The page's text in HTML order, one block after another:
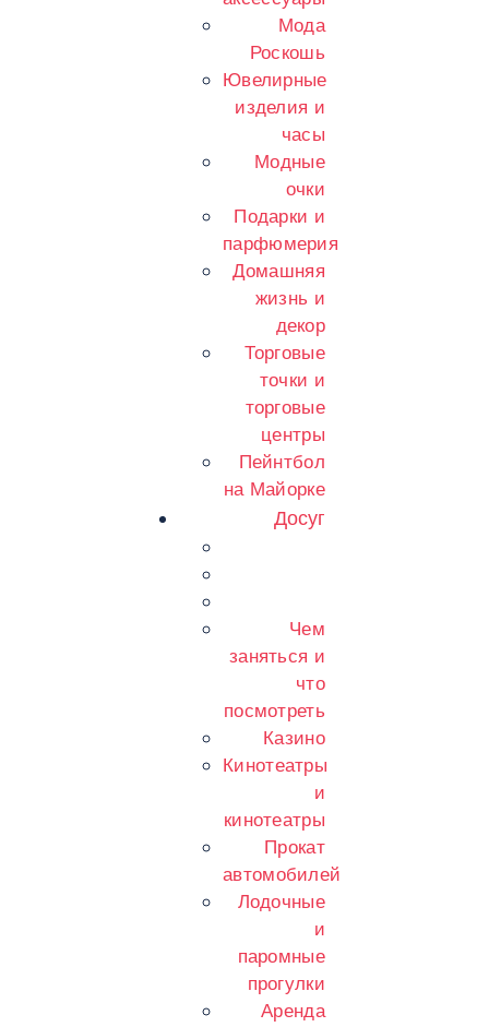
Мода
Роскошь
Ювелирные
изделия и
часы
Модные
очки
Подарки и
парфюмерия
Домашняя
жизнь и
декор
Торговые
точки и
торговые
центры
Пейнтбол
на Майорке
Досуг
Чем
заняться и
что
посмотреть
Казино
Кинотеатры
и
кинотеатры
Прокат
автомобилей
Лодочные
и
паромные
прогулки
Аренда